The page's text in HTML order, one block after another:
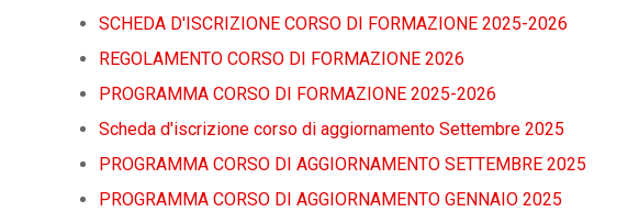
SCHEDA D'ISCRIZIONE CORSO DI FORMAZIONE 2025-2026
REGOLAMENTO CORSO DI FORMAZIONE 2026
PROGRAMMA CORSO DI FORMAZIONE 2025-2026
Scheda d'iscrizione corso di aggiornamento Settembre 2025
PROGRAMMA CORSO DI AGGIORNAMENTO SETTEMBRE 2025
PROGRAMMA CORSO DI AGGIORNAMENTO GENNAIO 2025